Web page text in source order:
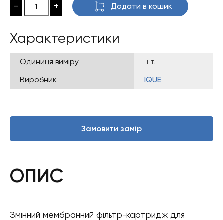
- + Додати в кошик
Характеристики
Одиниця виміру
шт.
Виробник
IQUE
Замовити замір
ОПИС
Змінний мембранний фільтр-картридж для